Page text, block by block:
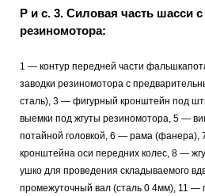
Р и с. 3. Силовая часть шасси
резиномотора:
1 — контур передней части
заводки резиномотора с
сталь), 3 — фигурный кронштейн под
выемки под жгуты резиномотора, 5 —
потайной головкой, 6 — рама (фанера),
кронштейна оси передних колес, 8 —
ушко для проведения складываемого
промежуточный вал (сталь 0 4мм), 11 —